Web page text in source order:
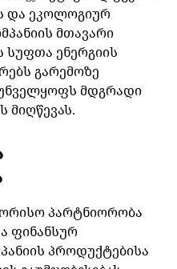
და ეკოლოგიურ
მთავარი
სუფთა ენერგიის
გარემოზე
მდგრადი
მიღწევას.
პარტნიორობა
ფინანსურ
პროდუქტებისა